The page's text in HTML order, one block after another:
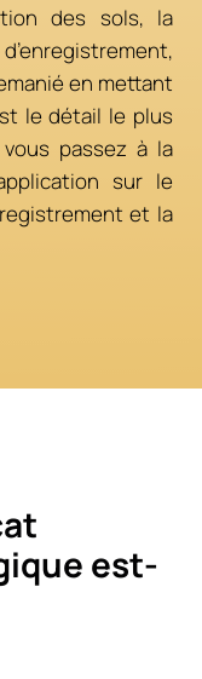
des sols, la
en mettant
le détail le plus
passez à la
sur le
et la
est-